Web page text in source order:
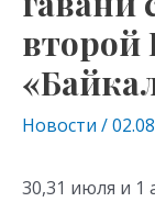
второй
Новости /
30,31 июля и 1